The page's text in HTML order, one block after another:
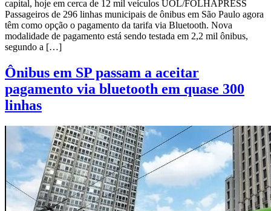
capital, hoje em cerca de 12 mil veículos UOL/FOLHAPRESS
Passageiros de 296 linhas municipais de ônibus em São Paulo agora
têm como opção o pagamento da tarifa via Bluetooth. Nova
modalidade de pagamento está sendo testada em 2,2 mil ônibus,
segundo a […]
Ônibus em SP passam a aceitar
pagamento via bluetooth em quase 300
linhas